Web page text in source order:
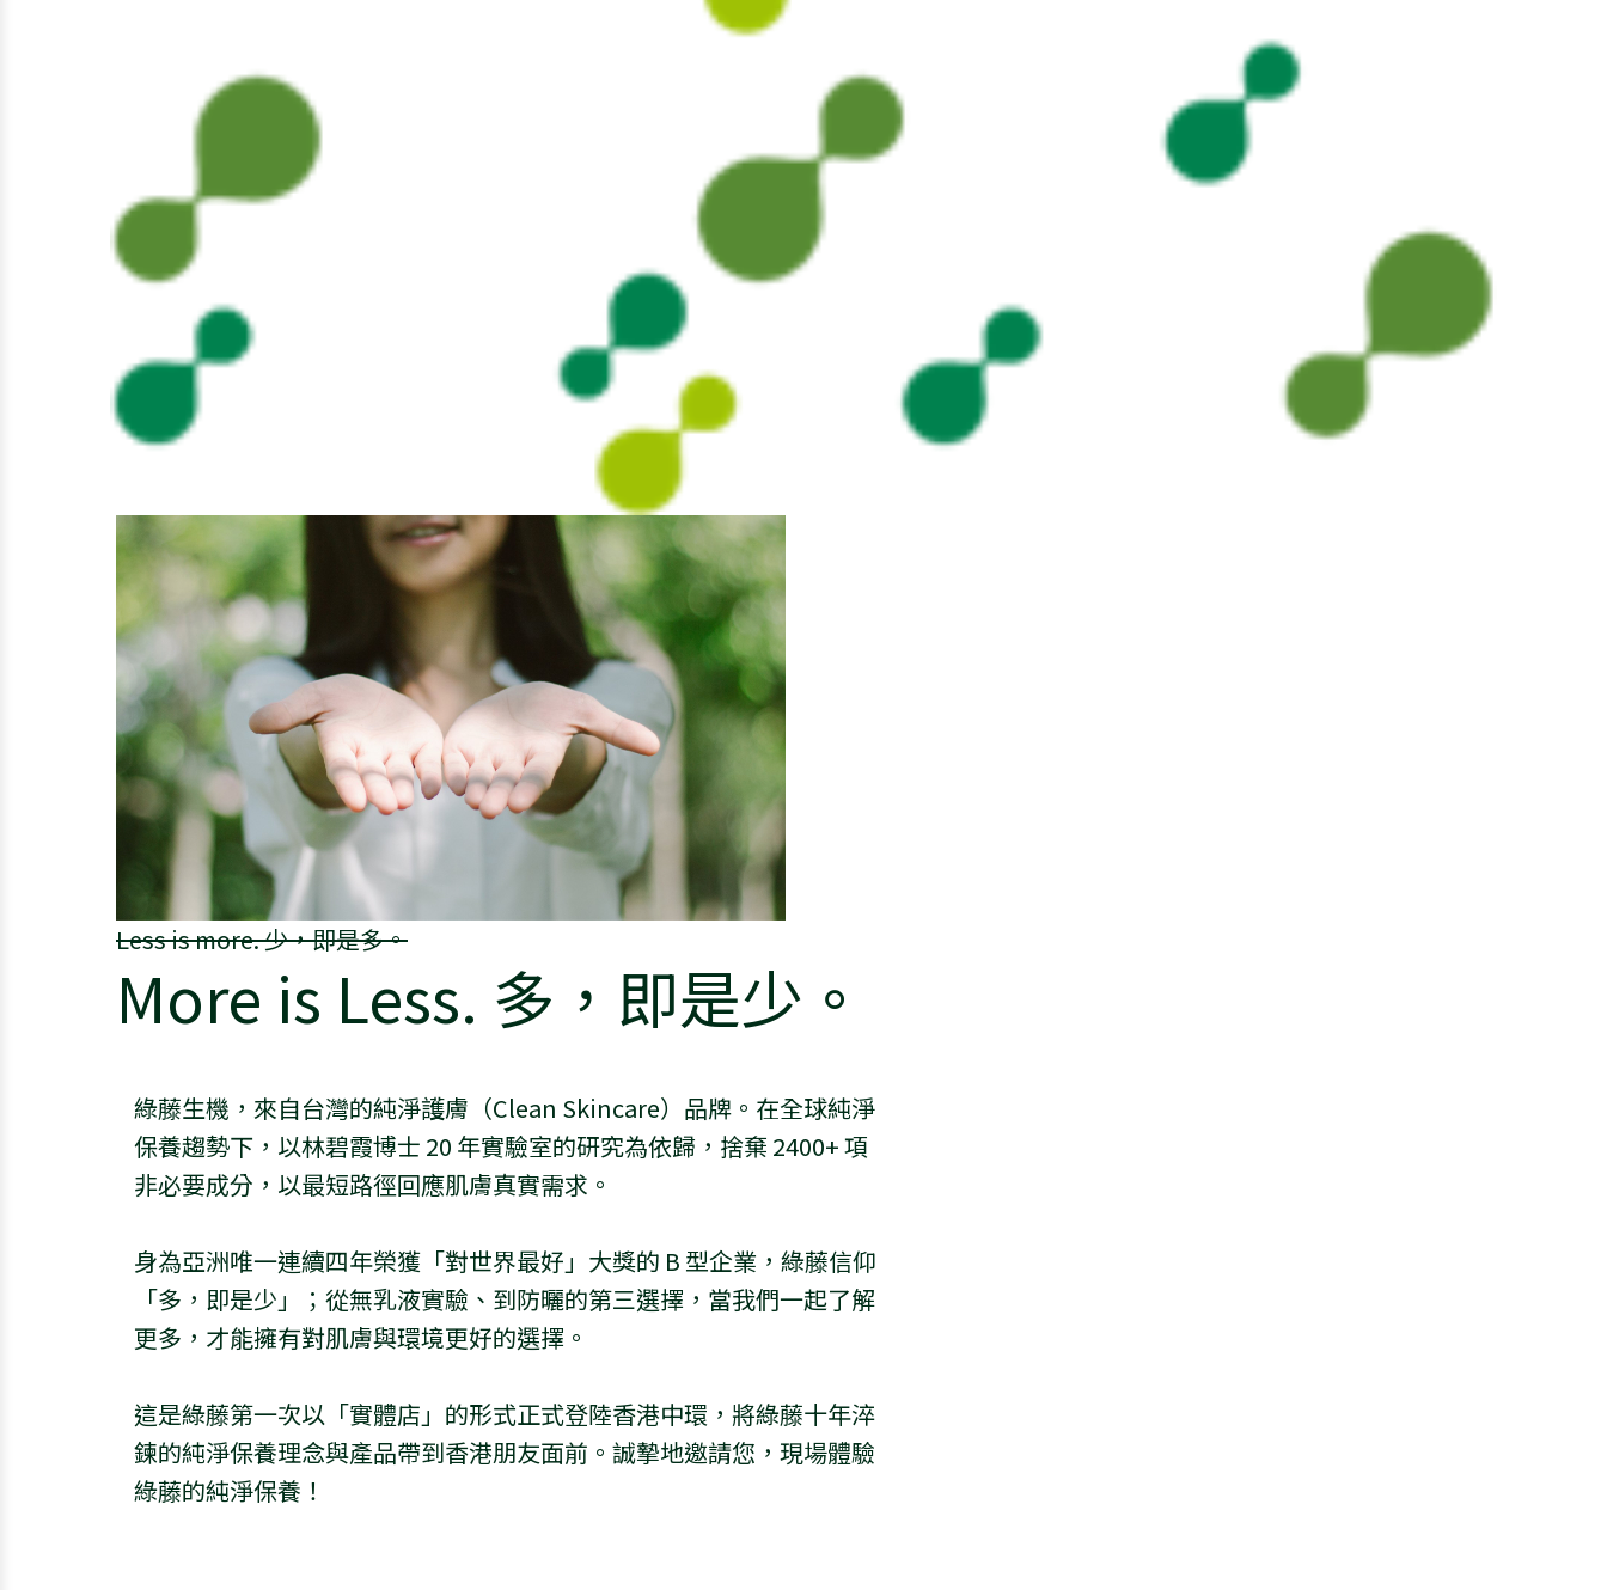
Less is more. 少，即是多。
More is Less. 多，即是少。
綠藤生機，來自台灣的純淨護膚（Clean Skincare）品牌。在全球純淨
保養趨勢下，以林碧霞博士 20 年實驗室的研究為依歸，捨棄 2400+ 項
非必要成分，以最短路徑回應肌膚真實需求。
身為亞洲唯一連續四年榮獲「對世界最好」大獎的 B 型企業，綠藤信仰
「多，即是少」；從無乳液實驗、到防曬的第三選擇，當我們一起了解
更多，才能擁有對肌膚與環境更好的選擇。
這是綠藤第一次以「實體店」的形式正式登陸香港中環，將綠藤十年淬
鍊的純淨保養理念與產品帶到香港朋友面前。誠摯地邀請您，現場體驗
綠藤的純淨保養！